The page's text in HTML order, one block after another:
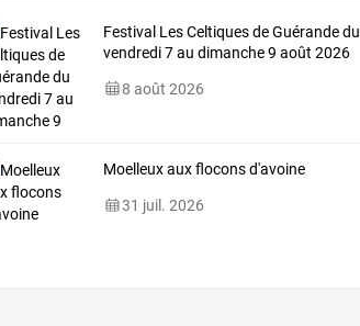
Festival Les Celtiques de Guérande du
vendredi 7 au dimanche 9 août 2026
8 août 2026
Moelleux aux flocons d'avoine
31 juil. 2026